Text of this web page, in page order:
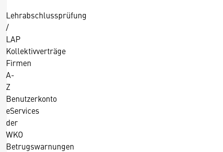
Lehrabschlussprüfung
/
LAP
Kollektivverträge
Firmen
A-
Z
Benutzerkonto
eServices
der
WKO
Betrugswarnungen